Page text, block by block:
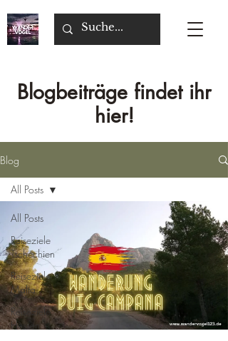
Blogbeiträge findet ihr
hier!
Blog
All Posts
Reiseziele
Tschechien
Reiseziel
Malta
Reiseziele
Hessen
All Posts